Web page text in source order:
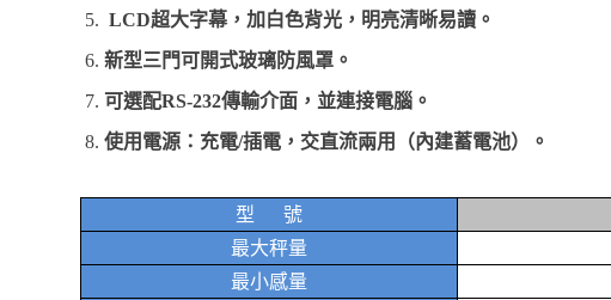
LCD超大字幕，加白色背光，明亮清晰易讀。
新型三門可開式玻璃防風罩。
可選配RS-232傳輸介面，並連接電腦。
使用電源：充電/插電，交直流兩用（內建蓄電池）。
型 號
最大秤量
最小感量